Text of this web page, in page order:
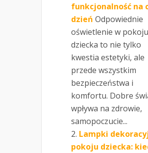
funkcjonalność na
dzień Odpowiednie
oświetlenie w pokoju
dziecka to nie tylko
kwestia estetyki, ale
przede wszystkim
bezpieczeństwa i
komfortu. Dobre
wpływa na zdrowie,
samopoczucie...
Lampki
pokoju dziecka: